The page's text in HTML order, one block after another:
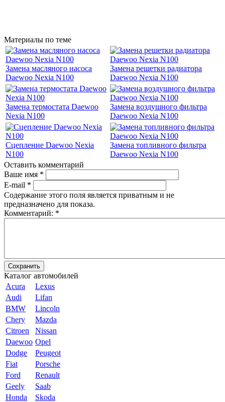
Материалы по теме
Замена масляного насоса
Daewoo Nexia N100
Замена решетки радиатора
Daewoo Nexia N100
Замена термостата Daewoo
Nexia N100
Замена воздушного фильтра
Daewoo Nexia N100
Сцепление Daewoo Nexia
N100
Замена топливного фильтра
Daewoo Nexia N100
Оставить комментарий
Ваше имя *
E-mail *
Содержание этого поля является приватным и не
предназначено для показа.
Комментарий: *
Каталог автомобилей
Acura
Lexus
Audi
Lifan
BMW
Lincoln
Chery
Mazda
Citroen
Nissan
Daewoo Opel
Dodge
Peugeot
Fiat
Porsche
Ford
Renault
Geely
Saab
Honda
Skoda